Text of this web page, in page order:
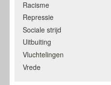
Racisme
Repressie
Sociale strijd
Uitbuiting
Vluchtelingen
Vrede